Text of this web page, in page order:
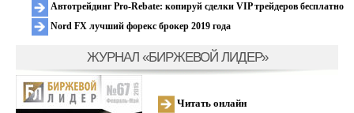
Автотрейдинг Pro-Rebate: копируй сделки VIP трейдеров бесплатно
Nord FX лучший форекс брокер 2019 года
ЖУРНАЛ «БИРЖЕВОЙ ЛИДЕР»
Читать онлайн